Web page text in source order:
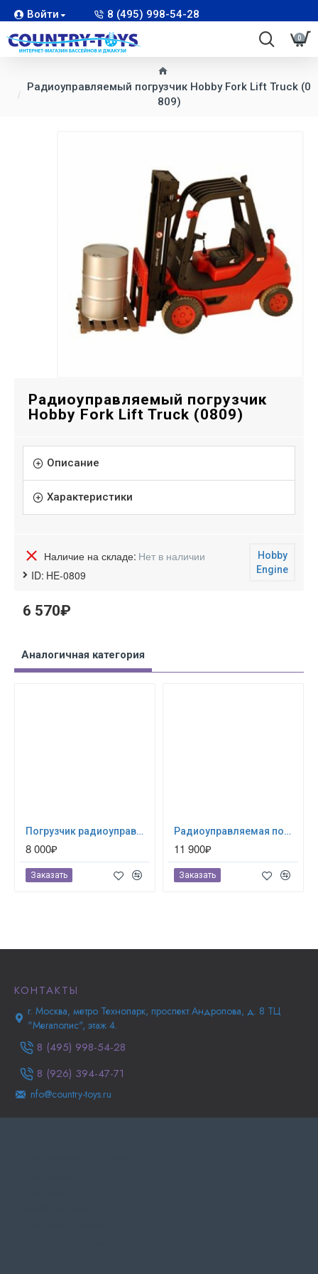
Войти 8 (495) 998-54-28
0
Радиоуправляемый погрузчик Hobby Fork Lift Truck (0
809)
Радиоуправляемый погрузчик
Hobby Fork Lift Truck (0809)
Описание
Характеристики
Наличие на складе: Нет в наличии
ID: HE-0809
Hobby
Engine
6 570₽
Аналогичная категория
Погрузчик радиоуправляемый Hobby Engine Track Loader (0815)
8 000₽
Заказать
Радиоуправляемая пожарная машина Hobby Engine Fire Engine (0813)
11 900₽
Заказать
КОНТАКТЫ
г. Москва, метро Технопарк, проспект Андропова, д. 8 ТЦ
"Мегаполис", этаж 4.
8 (495) 998-54-28
8 (926) 394-47-71
nfo@country-toys.ru